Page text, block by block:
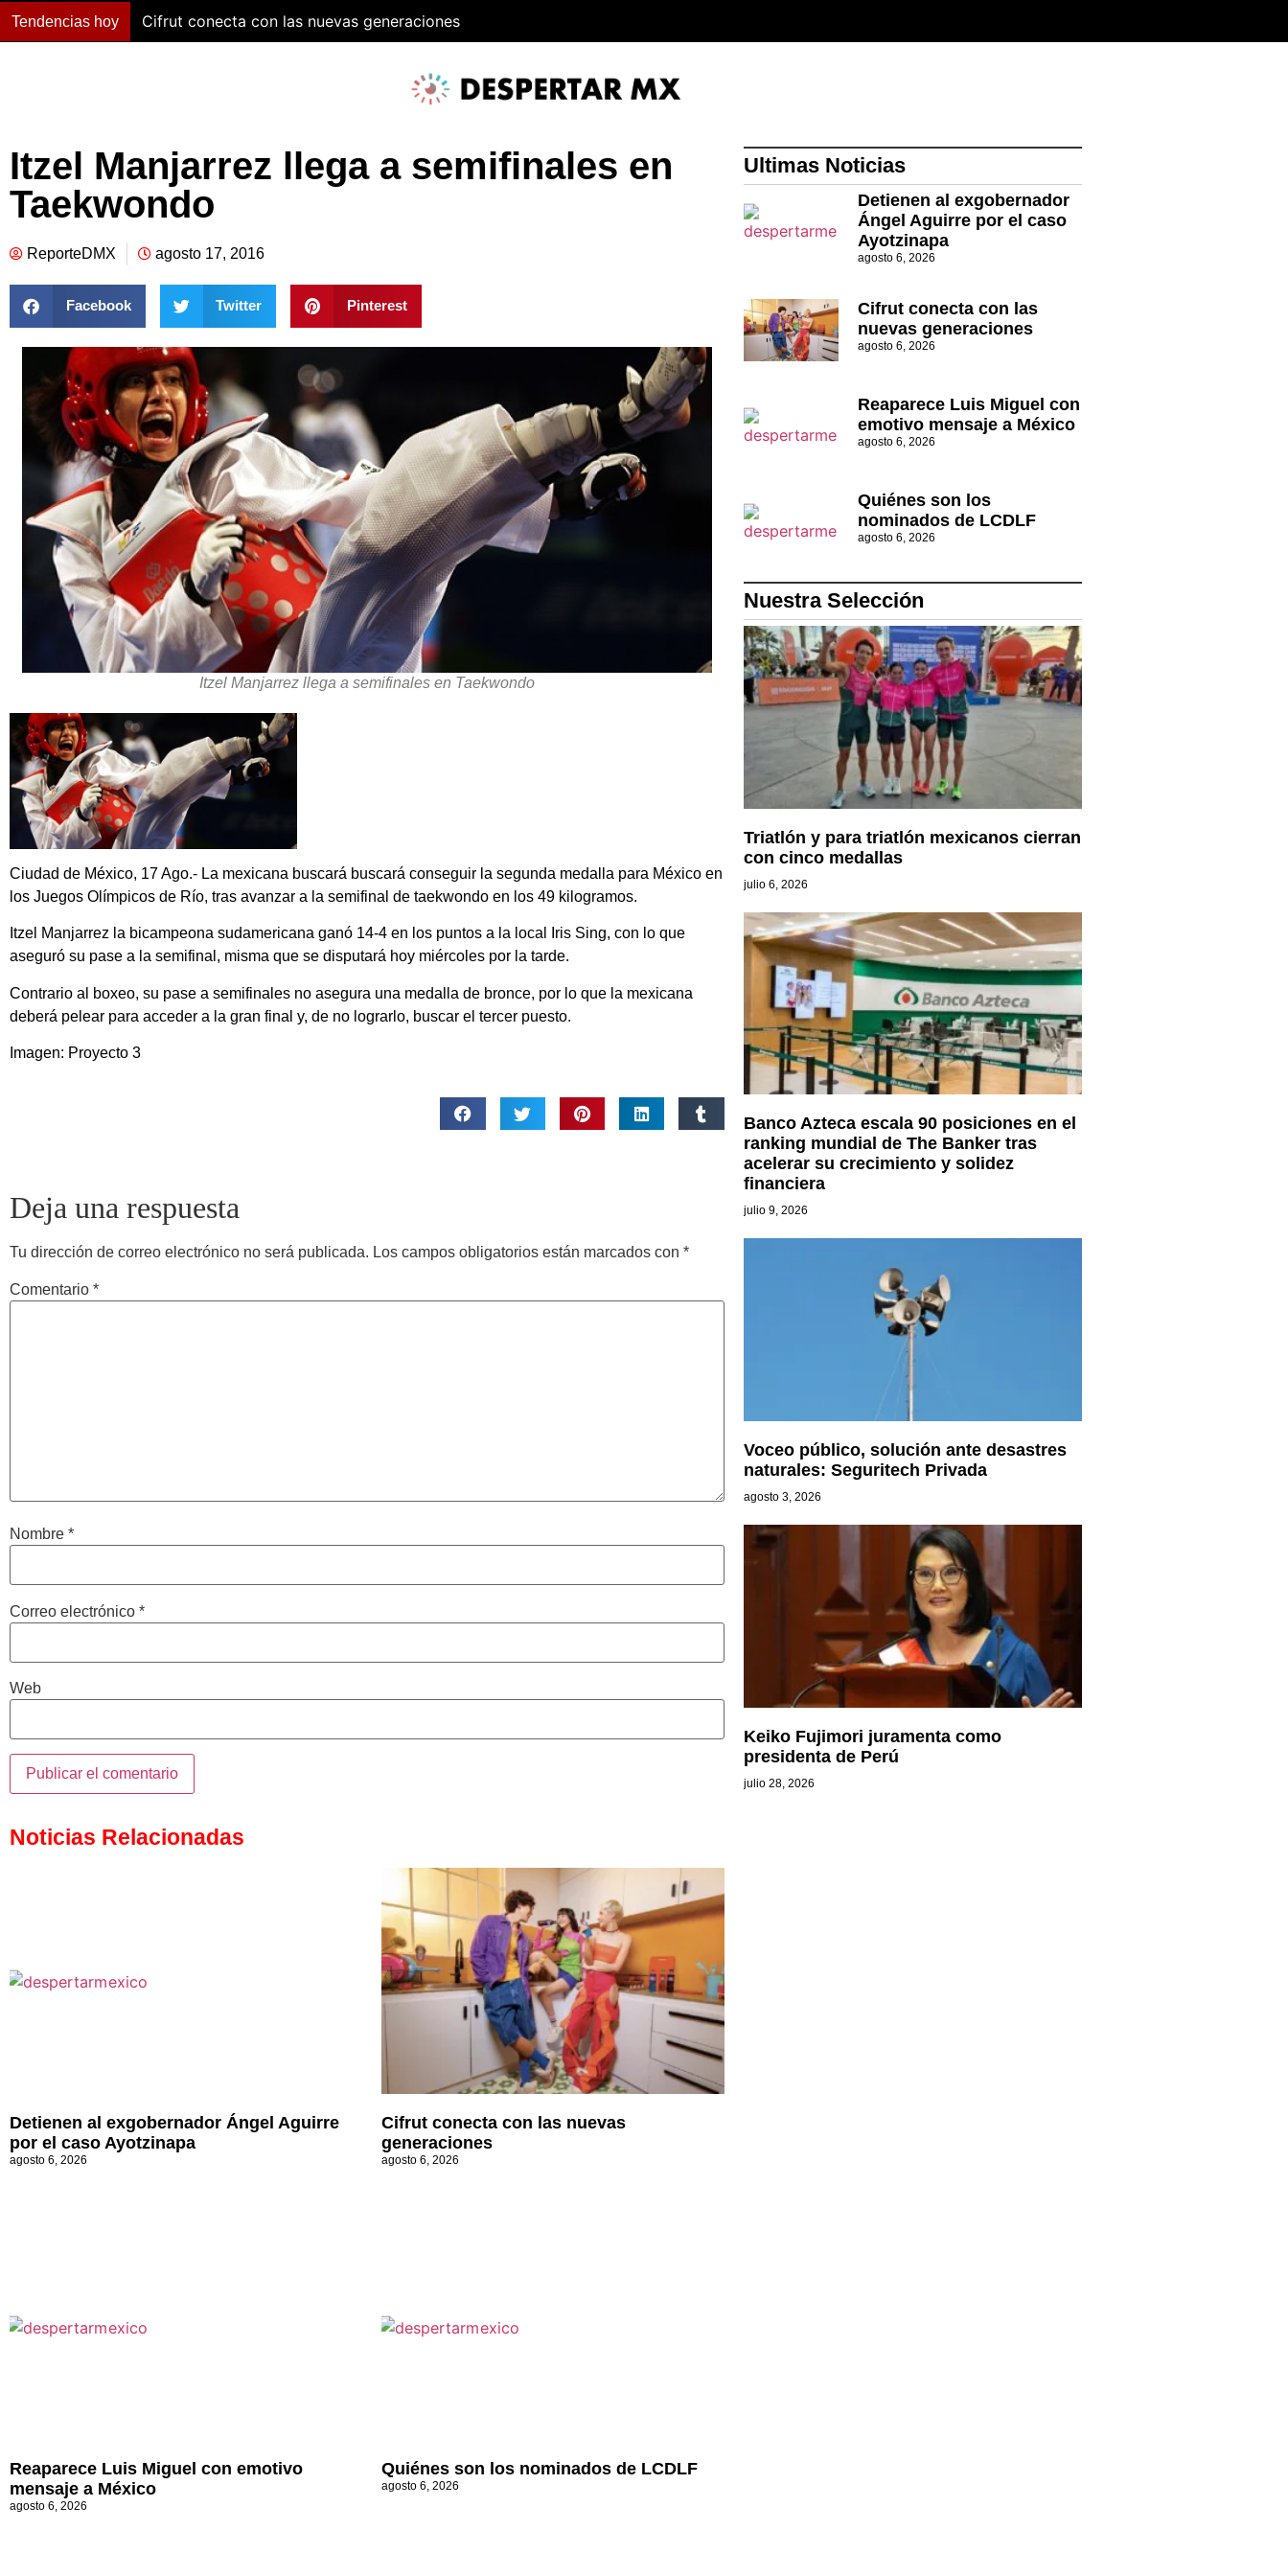
Tendencias hoy Cifrut conecta con las nuevas generaciones
Itzel Manjarrez llega a semifinales en
Taekwondo
ReporteDMX agosto 17, 2016
Facebook Twitter Pinterest
Itzel Manjarrez llega a semifinales en Taekwondo
Ciudad de México, 17 Ago.- La mexicana buscará buscará conseguir la segunda medalla para México en
los Juegos Olímpicos de Río, tras avanzar a la semifinal de taekwondo en los 49 kilogramos.
Itzel Manjarrez la bicampeona sudamericana ganó 14-4 en los puntos a la local Iris Sing, con lo que
aseguró su pase a la semifinal, misma que se disputará hoy miércoles por la tarde.
Contrario al boxeo, su pase a semifinales no asegura una medalla de bronce, por lo que la mexicana
deberá pelear para acceder a la gran final y, de no lograrlo, buscar el tercer puesto.
Imagen: Proyecto 3
Deja una respuesta
Tu dirección de correo electrónico no será publicada. Los campos obligatorios están marcados con *
Comentario *
Nombre *
Correo electrónico *
Web
Noticias Relacionadas
Detienen al exgobernador Ángel Aguirre
por el caso Ayotzinapa
agosto 6, 2026
Cifrut conecta con las nuevas
generaciones
agosto 6, 2026
Reaparece Luis Miguel con emotivo
mensaje a México
agosto 6, 2026
Quiénes son los nominados de LCDLF
agosto 6, 2026
Ultimas Noticias
Detienen al exgobernador
Ángel Aguirre por el caso
Ayotzinapa
agosto 6, 2026
Cifrut conecta con las
nuevas generaciones
agosto 6, 2026
Reaparece Luis Miguel con
emotivo mensaje a México
agosto 6, 2026
Quiénes son los
nominados de LCDLF
agosto 6, 2026
Nuestra Selección
Triatlón y para triatlón mexicanos cierran
con cinco medallas
julio 6, 2026
Banco Azteca escala 90 posiciones en el
ranking mundial de The Banker tras
acelerar su crecimiento y solidez
financiera
julio 9, 2026
Voceo público, solución ante desastres
naturales: Seguritech Privada
agosto 3, 2026
Keiko Fujimori juramenta como
presidenta de Perú
julio 28, 2026